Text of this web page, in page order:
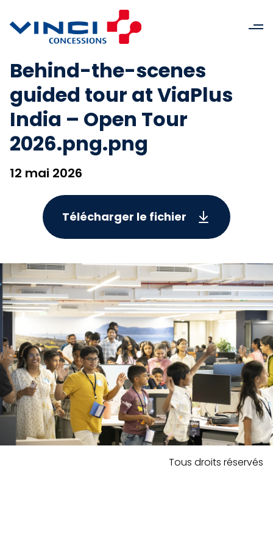
Behind-the-scenes
guided tour at ViaPlus
India – Open Tour
2026.png.png
12 mai 2026
Télécharger le fichier
Tous droits réservés